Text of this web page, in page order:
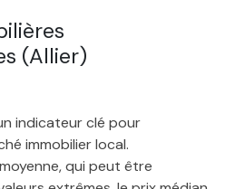
(Allier)
indicateur clé pour
immobilier local.
qui peut être